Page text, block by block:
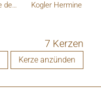
Letzte Grüße deine Schulkollegen Kogler Hermine
7 Kerzen
Kerze anzünden